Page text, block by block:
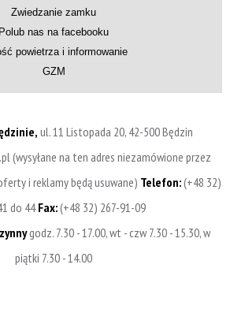
Zwiedzanie zamku
Polub nas na facebooku
powietrza i informowanie
GZM
ul. 11 Listopada 20, 42-500 Będzin
(wysyłane na ten adres niezamówione przez
i reklamy będą usuwane) Telefon:(+48 32)
do 44Fax:(+48 32) 267-91-09
godz. 7.30 - 17.00, wt - czw 7.30 - 15.30, w
piątki 7.30 - 14.00